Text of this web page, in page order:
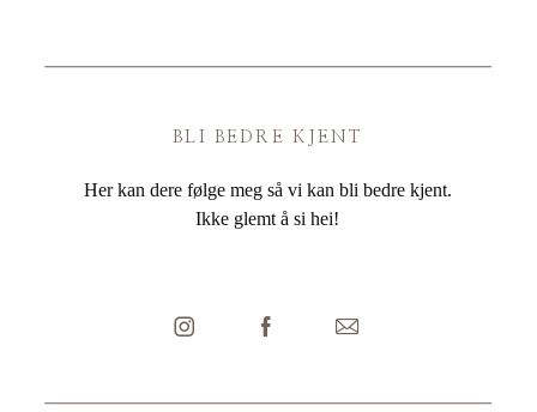
BLI BEDRE KJENT
Her kan dere følge meg så vi kan bli bedre kjent.
Ikke glemt å si hei!